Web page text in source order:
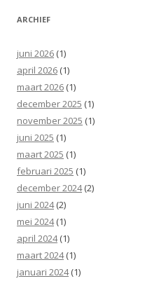
ARCHIEF
juni 2026 (1)
april 2026 (1)
maart 2026 (1)
december 2025 (1)
november 2025 (1)
juni 2025 (1)
maart 2025 (1)
februari 2025 (1)
december 2024(2)
juni 2024(2)
mei 2024(1)
april 2024(1)
maart 2024(1)
januari 2024(1)